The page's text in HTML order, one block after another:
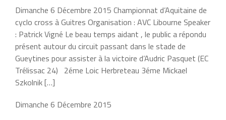
Dimanche 6 Décembre 2015 Championnat d’Aquitaine de
cyclo cross à Guitres Organisation : AVC Libourne Speaker
: Patrick Vigné Le beau temps aidant , le public a répondu
présent autour du circuit passant dans le stade de
Gueytines pour assister à la victoire d’Audric Pasquet (EC
Trélissac 24) 2éme Loic Herbreteau 3éme Mickael
Szkolnik […]
Dimanche 6 Décembre 2015